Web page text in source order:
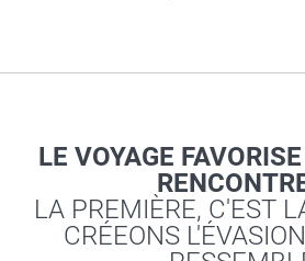
LE VOYAGE
LA PREMIÈRE, C'EST
CRÉEONS